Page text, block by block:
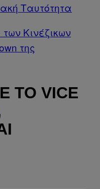
Ταυτότητα
Κινέζικων
της
ΤΟ VICE